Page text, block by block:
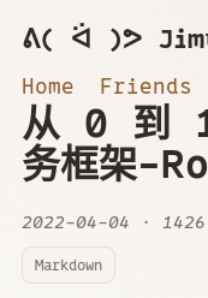
ᕕ( ᐛ )ᕗ
Home Friends
从 0 到
务框架-
2022-04-04 ·
Markdown